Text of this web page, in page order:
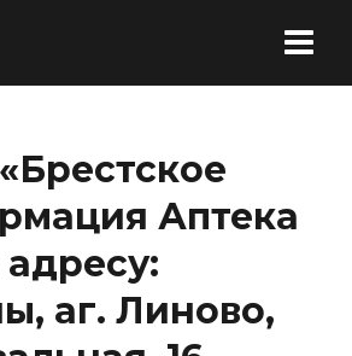
Аптека
адресу:
аг. Линово,